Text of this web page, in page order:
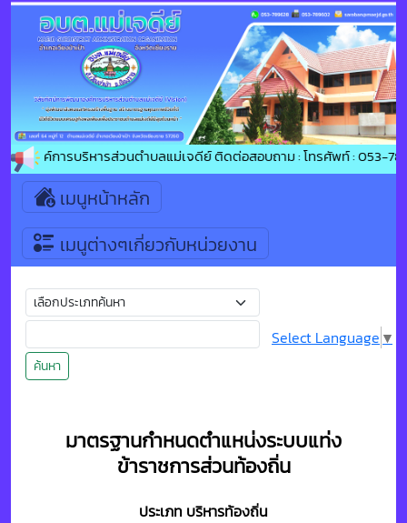
งค์การบริหารส่วนตำบลแม่เจดีย์ ติดต่อสอบถาม : โทรศัพท์ : 053-
เมนูหน้าหลัก
เมนูต่างๆเกี่ยวกับหน่วยงาน
ค้นหา
Select Language ▼
มาตรฐานกำหนดตำแหน่งระบบแท่ง
ข้าราชการส่วนท้องถิ่น
ประเภท บริหารท้องถิ่น